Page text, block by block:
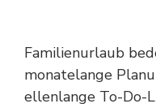
Familienurlaub
monatelange
ellenlange To-Do-